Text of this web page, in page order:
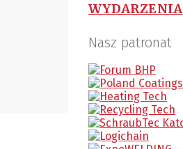
WYDARZENIA
Nasz patronat